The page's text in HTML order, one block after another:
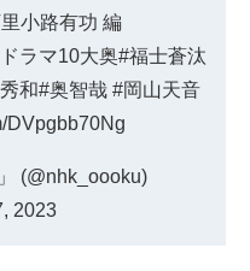
小路有功 編
ラマ10大奥#福士蒼汰
和#奥智哉 #岡山天音
DVpgbb70Ng
(@nhk_oooku)
2023